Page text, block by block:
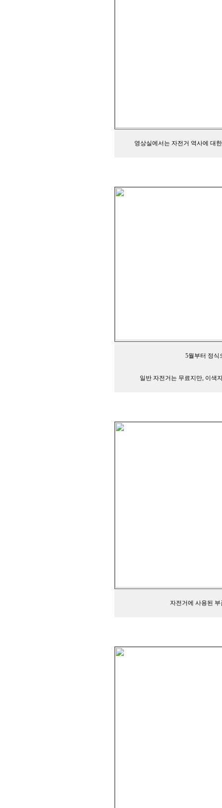
영상실에서는 자전거 역사에 대
5월부터 정식
일반 자전거는 무료지만, 이색
자전거에 사용된